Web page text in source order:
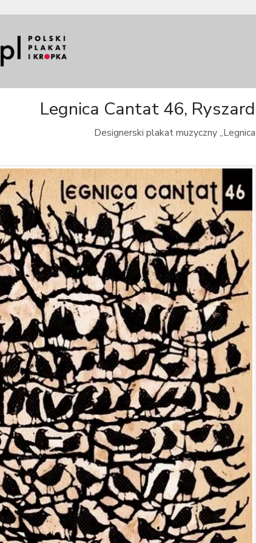
Legnica Cantat 46,
Designerski plakat muzyczny